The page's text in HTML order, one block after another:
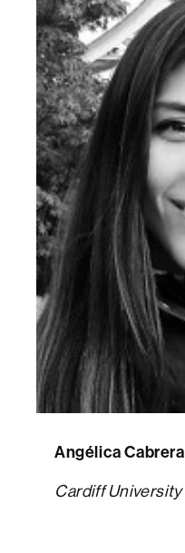
Angélica Cabrera
Cardiff University